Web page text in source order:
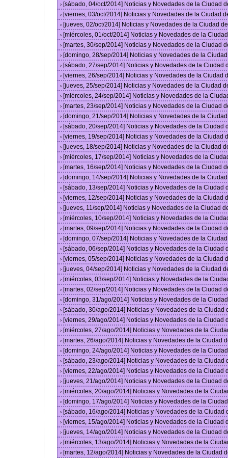
› [sábado, 04/oct/2014] Noticias y Novedades de la Ciudad
› [viernes, 03/oct/2014] Noticias y Novedades de la Ciudad
› [jueves, 02/oct/2014] Noticias y Novedades de la Ciudad
› [miércoles, 01/oct/2014] Noticias y Novedades de la
› [martes, 30/sep/2014] Noticias y Novedades de la Ciudad
› [domingo, 28/sep/2014] Noticias y Novedades de la
› [sábado, 27/sep/2014] Noticias y Novedades de la Ciudad
› [viernes, 26/sep/2014] Noticias y Novedades de la Ciudad
› [jueves, 25/sep/2014] Noticias y Novedades de la Ciudad
› [miércoles, 24/sep/2014] Noticias y Novedades de la
› [martes, 23/sep/2014] Noticias y Novedades de la Ciudad
› [domingo, 21/sep/2014] Noticias y Novedades de la
› [sábado, 20/sep/2014] Noticias y Novedades de la Ciudad
› [viernes, 19/sep/2014] Noticias y Novedades de la Ciudad
› [jueves, 18/sep/2014] Noticias y Novedades de la Ciudad
› [miércoles, 17/sep/2014] Noticias y Novedades de la
› [martes, 16/sep/2014] Noticias y Novedades de la Ciudad
› [domingo, 14/sep/2014] Noticias y Novedades de la
› [sábado, 13/sep/2014] Noticias y Novedades de la Ciudad
› [viernes, 12/sep/2014] Noticias y Novedades de la Ciudad
› [jueves, 11/sep/2014] Noticias y Novedades de la Ciudad
› [miércoles, 10/sep/2014] Noticias y Novedades de la
› [martes, 09/sep/2014] Noticias y Novedades de la Ciudad
› [domingo, 07/sep/2014] Noticias y Novedades de la
› [sábado, 06/sep/2014] Noticias y Novedades de la Ciudad
› [viernes, 05/sep/2014] Noticias y Novedades de la Ciudad
› [jueves, 04/sep/2014] Noticias y Novedades de la Ciudad
› [miércoles, 03/sep/2014] Noticias y Novedades de la
› [martes, 02/sep/2014] Noticias y Novedades de la Ciudad
› [domingo, 31/ago/2014] Noticias y Novedades de la
› [sábado, 30/ago/2014] Noticias y Novedades de la Ciudad
› [viernes, 29/ago/2014] Noticias y Novedades de la Ciudad
› [miércoles, 27/ago/2014] Noticias y Novedades de la
› [martes, 26/ago/2014] Noticias y Novedades de la Ciudad
› [domingo, 24/ago/2014] Noticias y Novedades de la
› [sábado, 23/ago/2014] Noticias y Novedades de la Ciudad
› [viernes, 22/ago/2014] Noticias y Novedades de la Ciudad
› [jueves, 21/ago/2014] Noticias y Novedades de la Ciudad
› [miércoles, 20/ago/2014] Noticias y Novedades de la
› [domingo, 17/ago/2014] Noticias y Novedades de la
› [sábado, 16/ago/2014] Noticias y Novedades de la Ciudad
› [viernes, 15/ago/2014] Noticias y Novedades de la Ciudad
› [jueves, 14/ago/2014] Noticias y Novedades de la Ciudad
› [miércoles, 13/ago/2014] Noticias y Novedades de la
› [martes, 12/ago/2014] Noticias y Novedades de la Ciudad